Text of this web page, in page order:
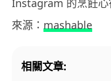
Instagram 的烹飪心
來源： mashable
相關文章: